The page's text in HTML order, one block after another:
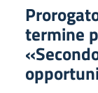
termine